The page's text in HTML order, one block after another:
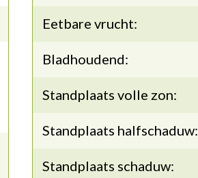
Eetbare vrucht:
Bladhoudend:
Standplaats volle zon:
Standplaats halfschaduw:
Standplaats schaduw: